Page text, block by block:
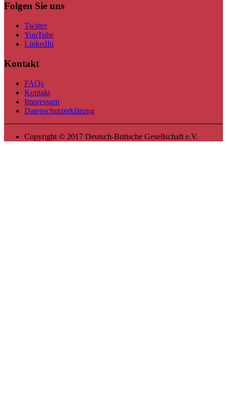
Folgen Sie uns
Twitter
YouTube
LinkedIn
Kontakt
FAQs
Kontakt
Impressum
Datenschutzerklärung
Copyright © 2017 Deutsch-Britische Gesellschaft e.V.